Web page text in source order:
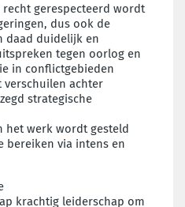
gerespecteerd wordt
dus ook de
daad duidelijk en
tegen oorlog en
in conflictgebieden
verschuilen achter
strategische
het werk wordt gesteld
bereiken via intens en
krachtig leiderschap om